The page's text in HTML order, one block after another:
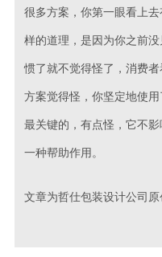
很多方案，你第一眼看上
样的道理，是因为你之前
惯了就不觉得怪了，消费
方案觉得怪，你坚定地使用
最关键的，有点怪，它不
一种帮助作用。
文章为哲仕包装设计公司原